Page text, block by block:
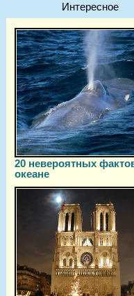
Интересное
20 невероятных
океане